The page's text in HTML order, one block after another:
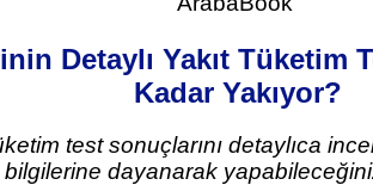
Detaylı Yakıt Tüketim
Kadar Yakıyor?
test sonuçlarını detaylıca
bilgilerine dayanarak